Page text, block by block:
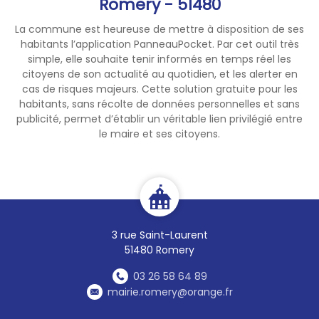
La commune est heureuse de mettre à disposition de ses
habitants l’application PanneauPocket. Par cet outil très
simple, elle souhaite tenir informés en temps réel les
citoyens de son actualité au quotidien, et les alerter en
cas de risques majeurs. Cette solution gratuite pour les
habitants, sans récolte de données personnelles et sans
publicité, permet d’établir un véritable lien privilégié entre
le maire et ses citoyens.
3 rue Saint-Laurent
51480 Romery
03 26 58 64 89
mairie.romery@orange.fr
- les recommandations en
cas de vague de chaleur :
https://sante.gouv.fr/sante-
et-environnement/risques-
climatiques/article/les-
recommandations-en-cas-
de-vague-de-chaleur
plan communal de
sauvegarde –
maires et bonnes pratiques » :
https://sante.gouv.fr/IMG/pdf
/2023_guide_pcs_vague_de_
chaleur.pdf